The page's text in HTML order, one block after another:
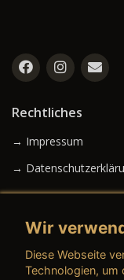
Rechtliches
→ Impressum
→
→ AGB
Wir
Diese Webseite
Technologien, um